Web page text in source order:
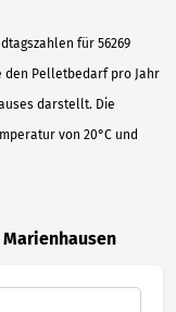
für 56269
den Pelletbedarf pro Jahr
darstellt. Die
von 20°C und